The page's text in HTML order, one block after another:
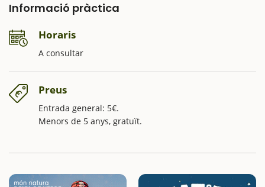
Informació pràctica
Horaris
A consultar
Preus
Entrada general: 5€.
Menors de 5 anys, gratuït.